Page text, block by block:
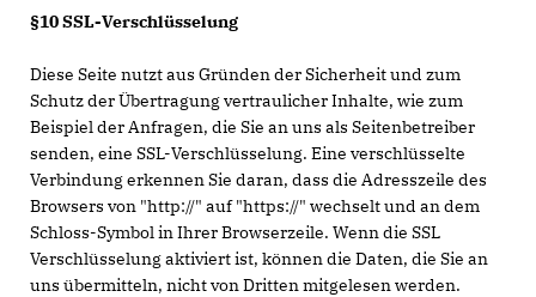
§10 SSL-Verschlüsselung
Diese Seite nutzt aus Gründen der Sicherheit und zum
Schutz der Übertragung vertraulicher Inhalte, wie zum
Beispiel der Anfragen, die Sie an uns als Seitenbetreiber
senden, eine SSL-Verschlüsselung. Eine verschlüsselte
Verbindung erkennen Sie daran, dass die Adresszeile des
Browsers von "http://" auf "https://" wechselt und an dem
Schloss-Symbol in Ihrer Browserzeile. Wenn die SSL
Verschlüsselung aktiviert ist, können die Daten, die Sie an
uns übermitteln, nicht von Dritten mitgelesen werden.